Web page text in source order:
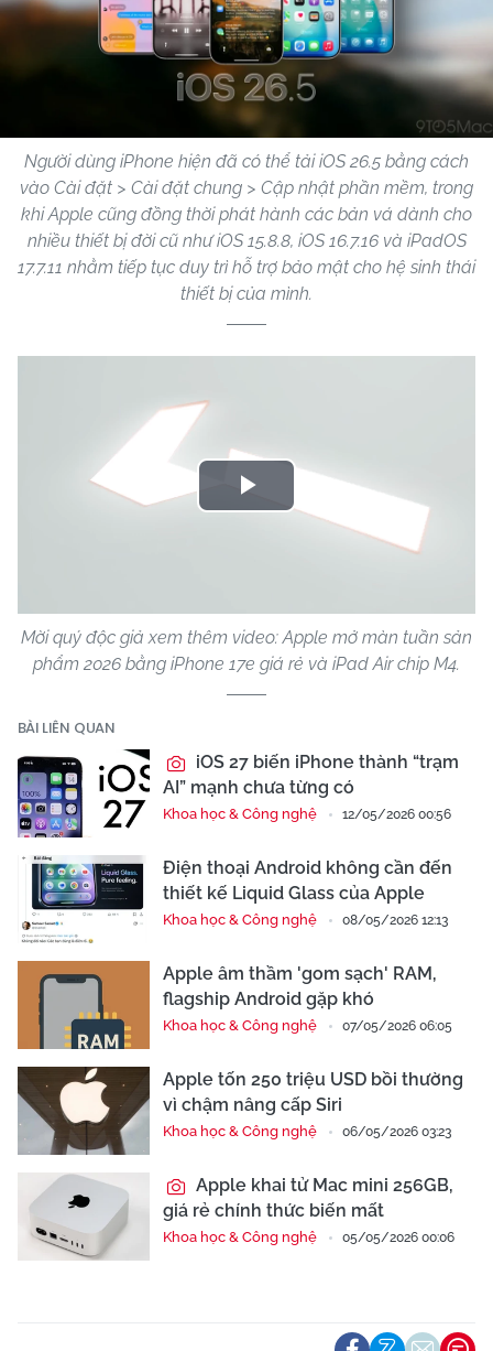
Người dùng iPhone hiện đã có thể tải iOS 26.5 bằng cách
vào Cài đặt > Cài đặt chung > Cập nhật phần mềm, trong
khi Apple cũng đồng thời phát hành các bản vá dành cho
nhiều thiết bị đời cũ như iOS 15.8.8, iOS 16.7.16 và iPadOS
17.7.11 nhằm tiếp tục duy trì hỗ trợ bảo mật cho hệ sinh thái
thiết bị của mình.
Play
Mời quý độc giả xem thêm video: Apple mở màn tuần sản
phẩm 2026 bằng iPhone 17e giá rẻ và iPad Air chip M4.
BÀI LIÊN QUAN
iOS 27 biến iPhone thành “trạm
AI” mạnh chưa từng có
Khoa học & Công nghệ 12/05/2026 00:56
Điện thoại Android không cần đến
thiết kế Liquid Glass của Apple
Khoa học & Công nghệ 08/05/2026 12:13
Apple âm thầm 'gom sạch' RAM,
flagship Android gặp khó
Khoa học & Công nghệ 07/05/2026 06:05
Apple tốn 250 triệu USD bồi thường
vì chậm nâng cấp Siri
Khoa học & Công nghệ 06/05/2026 03:23
Apple khai tử Mac mini 256GB,
giá rẻ chính thức biến mất
Khoa học & Công nghệ 05/05/2026 00:06